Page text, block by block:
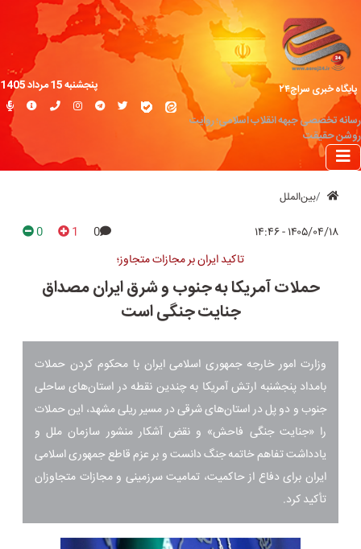
پایگاه خبری سراج۲۴
رسانه تخصصی جبهه انقلاب اسلامی؛ روایت
روشن حقیقت
پنجشنبه 15 مرداد 1405
بین‌الملل
۱۴۰۵/۰۴/۱۸ - ۱۴:۴۶ 0
1
0
تاکید ایران بر مجازات متجاوز؛
حملات آمریکا به جنوب و شرق ایران مصداق
جنایت جنگی است
وزارت امور خارجه جمهوری اسلامی ایران با محکوم کردن حملات
بامداد پنجشنبه ارتش آمریکا به چندین نقطه در استان‌های ساحلی
جنوب و دو پل در استان‌های شرقی در مسیر ریلی مشهد، این حملات
را «جنایت جنگی فاحش» و نقض آشکار منشور سازمان ملل و
یادداشت تفاهم خاتمه جنگ دانست و بر عزم قاطع جمهوری اسلامی
ایران برای دفاع از حاکمیت، تمامیت سرزمینی و مجازات متجاوزان
تأکید کرد.